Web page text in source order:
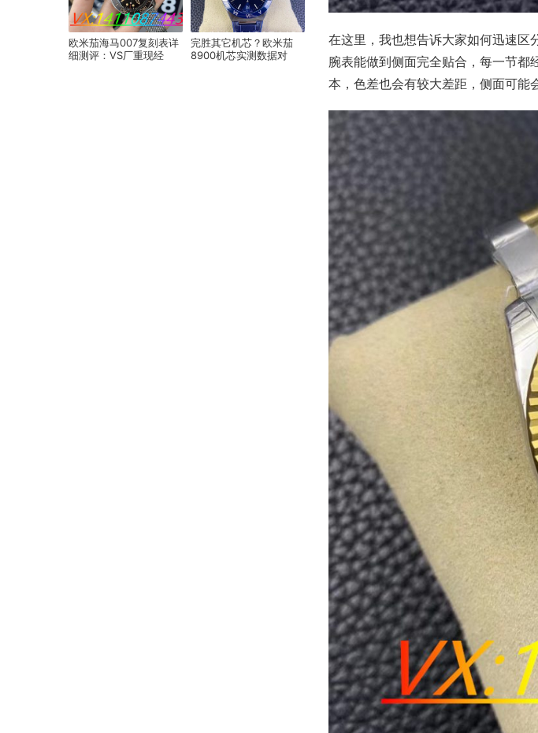
在这里，我也想告诉大家如何迅速区
腕表能做到侧面完全贴合，每一节
本，色差也会有较大差距，侧面可能
欧米茄海马007复刻表详
细测评：VS厂重现经
完胜其它机芯？欧米茄
8900机芯实测数据对